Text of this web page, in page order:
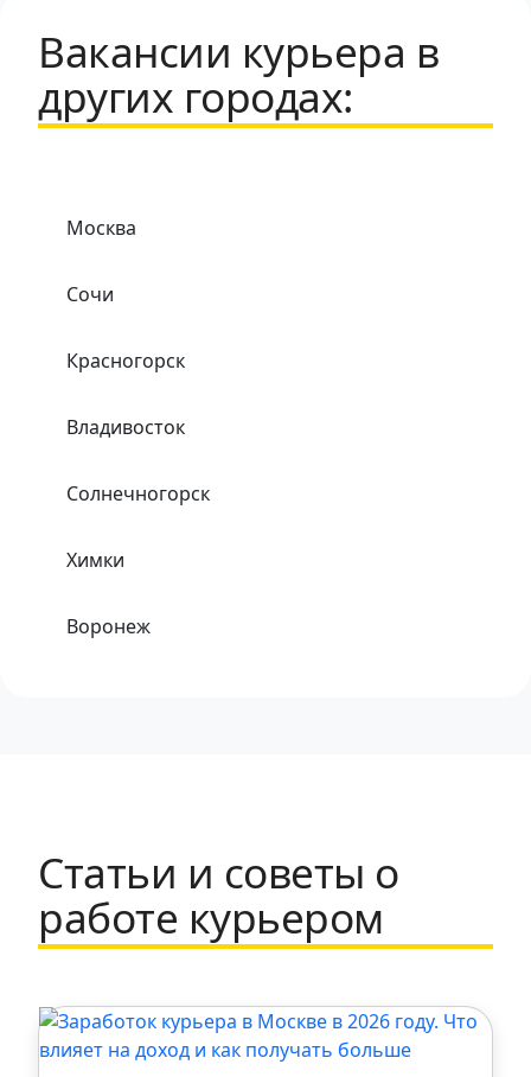
Вакансии курьера в
других городах:
Москва
Сочи
Красногорск
Владивосток
Солнечногорск
Химки
Воронеж
Набережные Челны
Санкт-Петербург
Статьи и советы о
работе курьером